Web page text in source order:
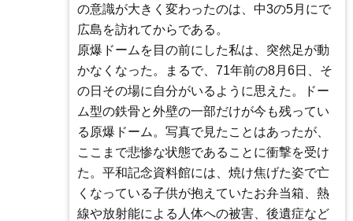
の意識が大きく変わったのは、中3の5月にで
広島を訪れてからである。
原爆ドームを目の前にした私は、突然足が動
かなくなった。まるで、71年前の8月6日、そ
の日その場に自分がいるように思えた。ドー
ム型の鉄骨と外壁の一部だけが今も残ってい
る原爆ドーム。写真で見たことはあったが、
ここまで悲惨な状態であることに衝撃を受け
た。平和記念資料館には、焼け焦げた姿で亡
くなっている子供が抱えていたお弁当箱、熱
線や放射能による人体への被害、後遺症など